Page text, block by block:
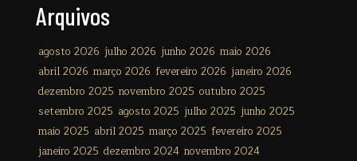
Arquivos
agosto 2026 julho 2026 junho 2026 maio 2026
abril 2026 março 2026 fevereiro 2026 janeiro 2026
dezembro 2025 novembro 2025 outubro 2025
setembro 2025 agosto 2025 julho 2025 junho 2025
maio 2025 abril 2025 março 2025 fevereiro 2025
janeiro 2025 dezembro 2024 novembro 2024